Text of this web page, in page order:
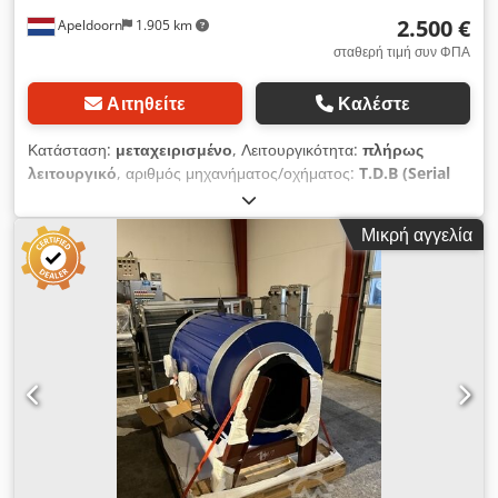
Apeldoorn 1.905 km 2.500 €
σταθερή τιμή συν ΦΠΑ
Αιτηθείτε Καλέστε
Κατάσταση: μεταχειρισμένο, Λειτουργικότητα: πλήρως
λειτουργικό, αριθμός μηχανήματος/οχήματος: T.D.B (Serial
, Προς πώληση: Βιομηχανικοί αντιστάτες
υψηλής αντοχής, κατασκευασμένοι από την εταιρεία Delta
Résistances S.A. Τεχνικά χαρακτηριστικά ανά μονάδα: Dcodpfx
Akjzl Elasbek - Ονομαστική ισχύς: 250 kW στα 400 V - Ρεύμα:
360 A - Αντίσταση: 0,64 Ohms Ιδανικό για απαιτητικές
εφαρμογές, συμπεριλαμβανομένων των δοκιμών φόρτισης
γεννητριών (συστοιχίες φορτίου), των κύκλων πέδησης
κινητήρων και των συστημάτων ηλεκτρικής εκφόρτισης. Οι
μονάδες φέρουν την πιστοποίηση CE. Λογιστική: Και οι δύο
μονάδες είναι ασφαλώς συσκευασμένες και αποθηκεύονται μαζί
σε μία παλέτα για εύκολη μεταφορά. Οι διαστάσεις ανά μονάδα
είναι 240 cm (πλάτος) x 35 cm (βάθος) x 110 cm (ύψος). Η
διεθνής αποστολή μπορεί να οργανωθεί κατόπιν αιτήματος.
Μικρή αγγελία